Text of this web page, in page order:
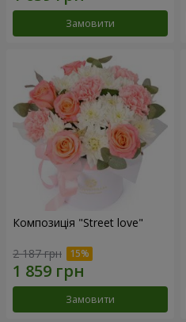
Замовити
Композиція "Street love"
2 187 грн
Замовити